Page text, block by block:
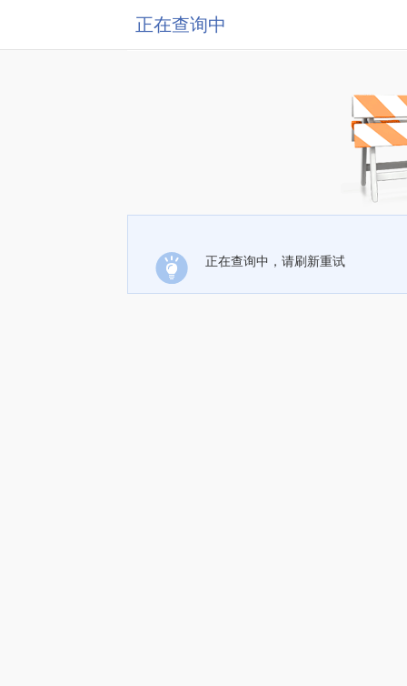
正在查询中
正在查询中，请刷新重试